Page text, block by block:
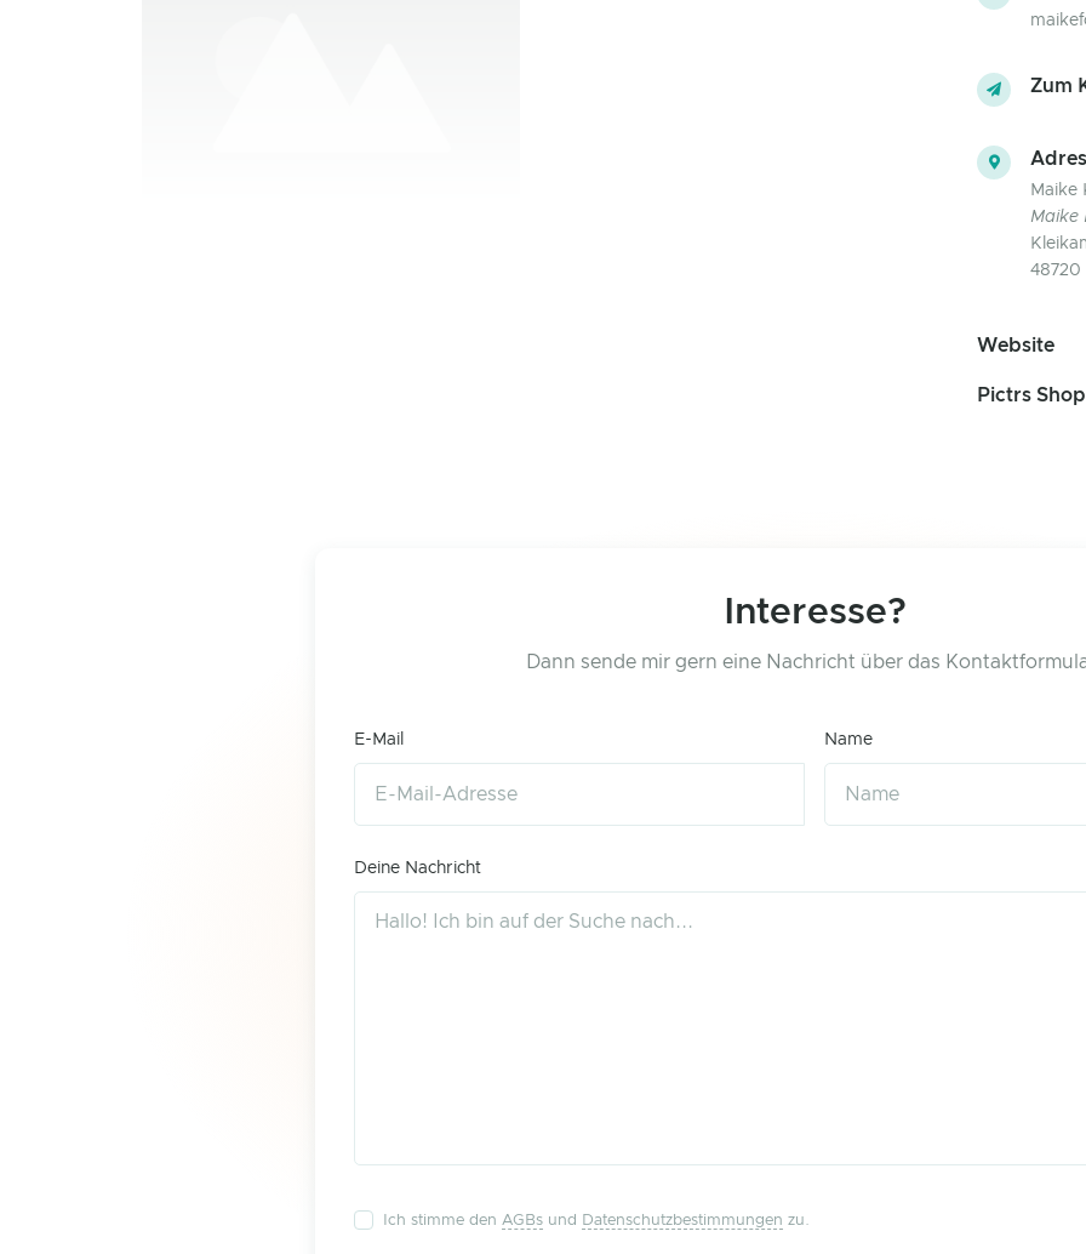
Zum
Maike
Maike
48720
Website
Pictrs Shop
Interesse?
Dann sende mir gern eine Nachricht über das
E-Mail Name
Deine Nachricht
Ich stimme den AGBsund Datenschutzbestimmungen zu.